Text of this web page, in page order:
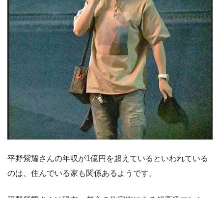
平野紫耀さんの年収が1億円を超えているといわれている
のは、住んでいる家も関係あるようです。